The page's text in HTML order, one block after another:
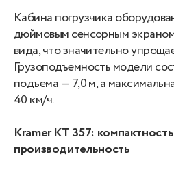
Кабина погрузчика
дюймовым сенсорным
вида, что значительно
Грузоподъемность модели
подъема — 7,0 м, а
40 км/ч.
Kramer KT 357:
производительность